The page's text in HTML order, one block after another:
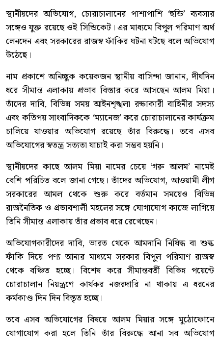
স্থানীয়দের অভিযোগ, চোরাচালানের পাশাপাশি ‘হুন্ডি’ ব্যবসার
সঙ্গেও যুক্ত রয়েছে ওই সিন্ডিকেট। এর মাধ্যমে বিপুল পরিমাণ অর্থ
লেনদেন এবং সরকারের রাজস্ব ফাঁকির ঘটনা ঘটছে বলে অভিযোগ
উঠেছে।
নাম প্রকাশে অনিচ্ছুক কয়েকজন স্থানীয় বাসিন্দা জানান, দীর্ঘদিন
ধরে সীমান্ত এলাকায় প্রভাব বিস্তার করে আসছেন আলম মিয়া।
তাঁদের দাবি, বিভিন্ন সময় আইনশৃঙ্খলা রক্ষাকারী বাহিনীর সদস্য
এবং কতিপয় সাংবাদিককে ‘ম্যানেজ’ করে চোরাচালানের কার্যক্রম
চালিয়ে যাওয়ার অভিযোগ রয়েছে তাঁর বিরুদ্ধে। তবে এসব
অভিযোগের স্বতন্ত্র সত্যতা যাচাই করা সম্ভব হয়নি।
স্থানীয়দের কাছে আলম মিয়া নামের চেয়ে ‘গরু আলম’ নামেই
বেশি পরিচিত বলে জানা গেছে। তাঁদের অভিযোগ, আওয়ামী লীগ
সরকারের আমল থেকে শুরু করে বর্তমান সময়েও বিভিন্ন
রাজনৈতিক ও প্রভাবশালী মহলের সঙ্গে যোগাযোগ কাজে লাগিয়ে
তিনি সীমান্ত এলাকায় তাঁর প্রভাব ধরে রেখেছেন।
অভিযোগকারীদের দাবি, ভারত থেকে আমদানি নিষিদ্ধ বা শুল্ক
ফাঁকি দিয়ে পণ্য আনার মাধ্যমে সরকার বিপুল পরিমাণ রাজস্ব
থেকে বঞ্চিত হচ্ছে। বিশেষ করে সীমান্তবর্তী বিভিন্ন পয়েন্টে
চোরাচালান নিয়ন্ত্রণে কার্যকর নজরদারি না থাকায় এ ধরনের
কর্মকাণ্ড দিন দিন বিস্তৃত হচ্ছে।
তবে এসব অভিযোগের বিষয়ে আলম মিয়ার সঙ্গে মুঠোফোনে
যোগাযোগ করা হলে তিনি তাঁর বিরুদ্ধে আনা সব অভিযোগ